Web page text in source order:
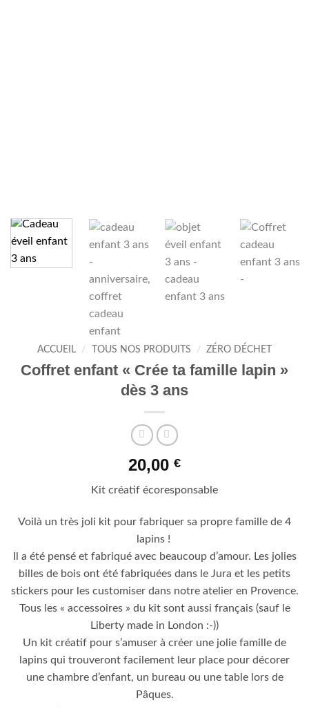
ACCUEIL / TOUS NOS PRODUITS / ZÉRO DÉCHET
Coffret enfant « Crée ta famille lapin »
dès 3 ans
20,00 €
Kit créatif écoresponsable
Voilà un très joli kit pour fabriquer sa propre famille de 4
lapins !
Il a été pensé et fabriqué avec beaucoup d’amour. Les jolies
billes de bois ont été fabriquées dans le Jura et les petits
stickers pour les customiser dans notre atelier en Provence.
Tous les « accessoires » du kit sont aussi français (sauf le
Liberty made in London :-))
Un kit créatif pour s’amuser à créer une jolie famille de
lapins qui trouveront facilement leur place pour décorer
une chambre d’enfant, un bureau ou une table lors de
Pâques.